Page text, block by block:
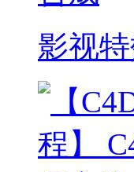
影视